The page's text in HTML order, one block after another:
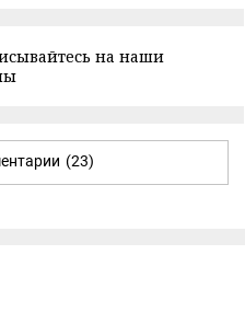
на наши
(23)